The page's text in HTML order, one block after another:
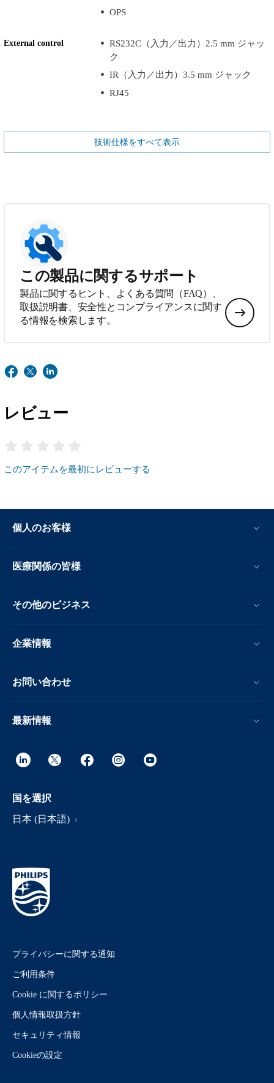
OPS
External control
RS232C（入力／出力）2.5 mm ジャッ
ク
IR（入力／出力）3.5 mm ジャック
RJ45
技術仕様をすべて表示
この製品に関するサポート
製品に関するヒント、よくある質問（FAQ）、
取扱説明書、安全性とコンプライアンスに関す
る情報を検索します。
レビュー
このアイテムを最初にレビューする
個人のお客様
医療関係の皆様
その他のビジネス
企業情報
お問い合わせ
最新情報
国を選択
日本 (日本語)
プライバシーに関する通知
ご利用条件
Cookie に関するポリシー
個人情報取扱方針
セキュリティ情報
Cookieの設定